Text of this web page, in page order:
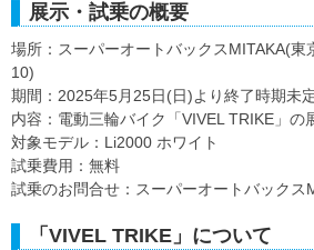
展示・試乗の概要
場所：スーパーオートバックスMITAKA(東
10)
期間：2025年5月25日(日)より終了時期未
内容：電動三輪バイク「VIVEL TRIKE」の
対象モデル：Li2000 ホワイト
試乗費用：無料
試乗のお問合せ：スーパーオートバックス
「VIVEL TRIKE」について